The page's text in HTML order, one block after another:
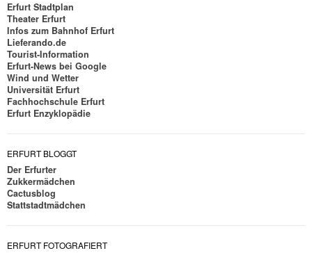
Erfurt Stadtplan
Theater Erfurt
Infos zum Bahnhof Erfurt
Lieferando.de
Tourist-Information
Erfurt-News bei Google
Wind und Wetter
Universität Erfurt
Fachhochschule Erfurt
Erfurt Enzyklopädie
ERFURT BLOGGT
Der Erfurter
Zukkermädchen
Cactusblog
Stattstadtmädchen
ERFURT FOTOGRAFIERT